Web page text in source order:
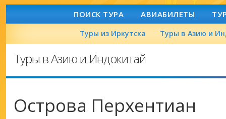
ПОИСК ТУРА АВИАБИЛЕТЫ
Туры из Иркутска Туры в Азию и
Туры в Азию и Индокитай
Острова Перхентиан